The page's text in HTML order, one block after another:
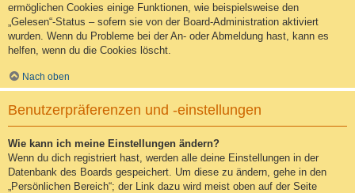
ermöglichen Cookies einige Funktionen, wie beispielsweise den
„Gelesen“-Status – sofern sie von der Board-Administration aktiviert
wurden. Wenn du Probleme bei der An- oder Abmeldung hast, kann es
helfen, wenn du die Cookies löscht.
Nach oben
Benutzerpräferenzen und -einstellungen
Wie kann ich meine Einstellungen ändern?
Wenn du dich registriert hast, werden alle deine Einstellungen in der
Datenbank des Boards gespeichert. Um diese zu ändern, gehe in den
„Persönlichen Bereich“; der Link dazu wird meist oben auf der Seite